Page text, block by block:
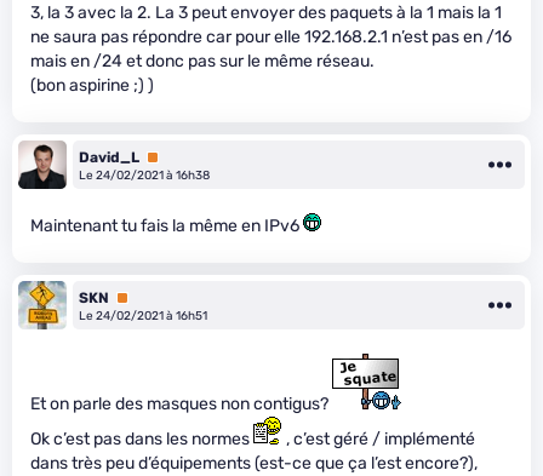
3, la 3 avec la 2. La 3 peut envoyer des paquets à la 1 mais la 1
ne saura pas répondre car pour elle 192.168.2.1 n’est pas en /16
mais en /24 et donc pas sur le même réseau.
(bon aspirine ;) )
David_L Premium
Le 24/02/2021 à 16h38
Maintenant tu fais la même en IPv6
SKN
Premium
Le 24/02/2021 à 16h51
Et on parle des masques non contigus?
Ok c’est pas dans les normes
, c’est géré / implémenté
dans très peu d’équipements (est-ce que ça l’est encore?),